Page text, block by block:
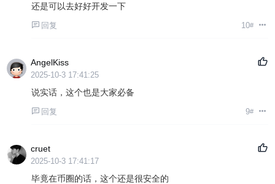
还是可以去好好开发一下
回复 10#
AngelKiss
2025-10-3 17:41:25
说实话，这个也是大家必备
回复 9#
cruet
2025-10-3 17:41:17
毕竟在币圈的话，这个还是很安全的